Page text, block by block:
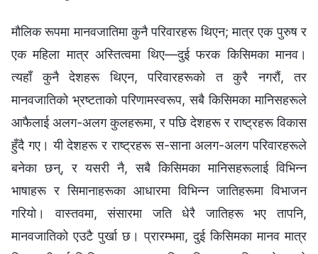
मौलिक रूपमा मानवजातिमा कुनै परिवारहरू थिएन; मात्र एक पुरुष र
एक महिला मात्र अस्तित्वमा थिए—दुई फरक किसिमका मानव।
त्यहाँ कुनै देशहरू थिएन, परिवारहरूको त कुरै नगरौं, तर
मानवजातिको भ्रष्टताको परिणामस्वरूप, सबै किसिमका मानिसहरूले
आफैलाई अलग-अलग कुलहरूमा, र पछि देशहरू र राष्ट्रहरू विकास
हुँदै गए। यी देशहरू र राष्ट्रहरू स-साना अलग-अलग परिवारहरूले
बनेका छन्, र यसरी नै, सबै किसिमका मानिसहरूलाई विभिन्न
भाषाहरू र सिमानाहरूका आधारमा विभिन्न जातिहरूमा विभाजन
गरियो। वास्तवमा, संसारमा जति धेरै जातिहरू भए तापनि,
मानवजातिको एउटै पुर्खा छ। प्रारम्भमा, दुई किसिमका मानव मात्र